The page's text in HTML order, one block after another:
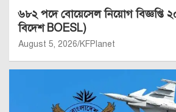
৬৮২ পদে বোয়েসেল নিয়োগ বিজ্ঞপ্তি
বিদেশ BOESL)
August 5, 2026 KFPlanet